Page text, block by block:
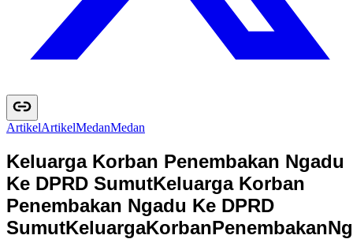
ArtikelArtikelMedanMedan
Keluarga Korban Penembakan Ngadu
Ke DPRD SumutKeluarga Korban
Penembakan Ngadu Ke DPRD
SumutKeluargaKorbanPenembakanNg